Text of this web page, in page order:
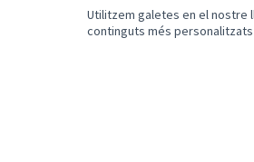
Utilitzem galetes en el nostre
continguts més